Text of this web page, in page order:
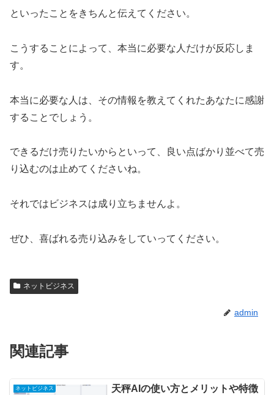
といったことをきちんと伝えてください。
こうすることによって、本当に必要な人だけが反応しま
す。
本当に必要な人は、その情報を教えてくれたあなたに感謝
することでしょう。
できるだけ売りたいからといって、良い点ばかり並べて売
り込むのは止めてくださいね。
それではビジネスは成り立ちませんよ。
ぜひ、喜ばれる売り込みをしていってください。
ネットビジネス
admin
関連記事
ネットビジネス
天秤AIの使い方とメリットや特徴